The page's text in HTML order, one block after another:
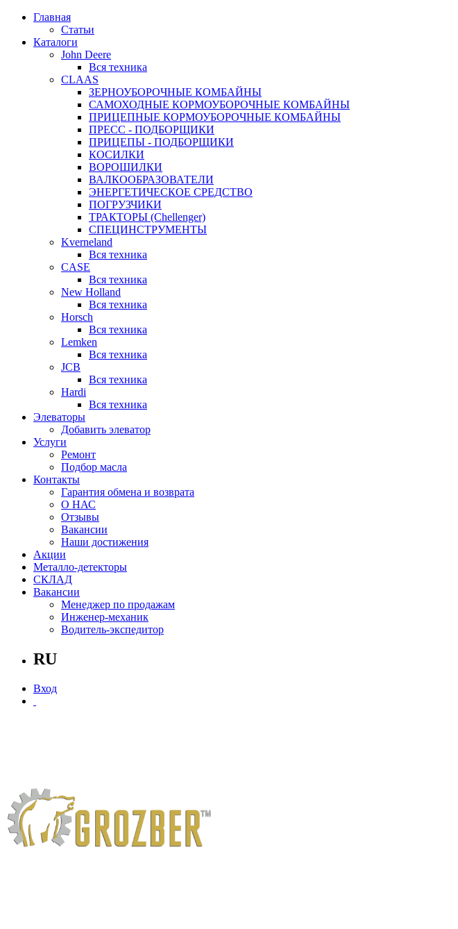
Главная
Статьи
Каталоги
John Deere
Вся техника
CLAAS
ЗЕРНОУБОРОЧНЫЕ КОМБАЙНЫ
САМОХОДНЫЕ КОРМОУБОРОЧНЫЕ КОМБАЙНЫ
ПРИЦЕПНЫЕ КОРМОУБОРОЧНЫЕ КОМБАЙНЫ
ПРЕСС - ПОДБОРЩИКИ
ПРИЦЕПЫ - ПОДБОРЩИКИ
КОСИЛКИ
ВОРОШИЛКИ
ВАЛКООБРАЗОВАТЕЛИ
ЭНЕРГЕТИЧЕСКОЕ СРЕДСТВО
ПОГРУЗЧИКИ
ТРАКТОРЫ (Chellenger)
СПЕЦИНСТРУМЕНТЫ
Kverneland
Вся техника
CASE
Вся техника
New Holland
Вся техника
Horsch
Вся техника
Lemken
Вся техника
JCB
Вся техника
Hardi
Вся техника
Элеваторы
Добавить элеватор
Услуги
Ремонт
Подбор масла
Контакты
Гарантия обмена и возврата
О НАС
Отзывы
Вакансии
Наши достижения
Акции
Металло-детекторы
СКЛАД
Вакансии
Менеджер по продажам
Инженер-механик
Водитель-экспедитор
RU
Вход